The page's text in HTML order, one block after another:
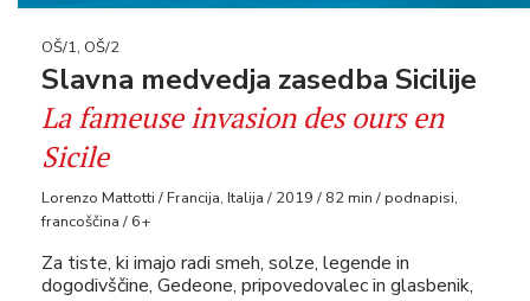
OŠ/1, OŠ/2
Slavna medvedja zasedba Sicilije
La fameuse invasion des ours en
Sicile
Lorenzo Mattotti / Francija, Italija / 2019 / 82 min / podnapisi,
francoščina / 6+
Za tiste, ki imajo radi smeh, solze, legende in
dogodivščine, Gedeone, pripovedovalec in glasbenik,